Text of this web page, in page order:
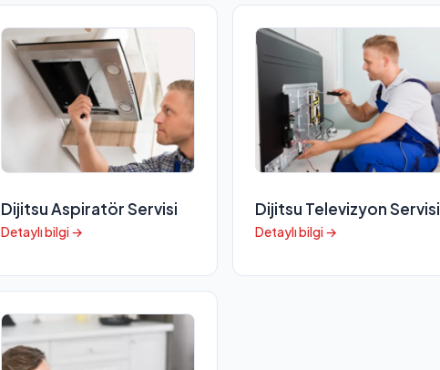
Dijitsu Aspiratör Servisi
Detaylı bilgi →
Dijitsu Televizyon Servisi
Detaylı bilgi →